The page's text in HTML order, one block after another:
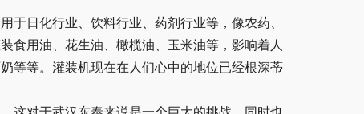
日化行业、饮料行业、药剂行业等，像农药、
食用油、花生油、橄榄油、玉米油等，影响着人
等等。灌装机现在在人们心中的地位已经根深蒂